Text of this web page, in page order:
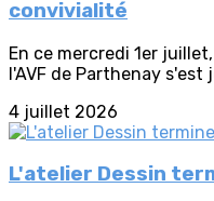
convivialité
En ce mercredi 1er
l'AVF de Parthenay s'est
4 juillet 2026
L'atelier Dessin